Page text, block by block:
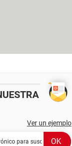
Ver un ejemplo